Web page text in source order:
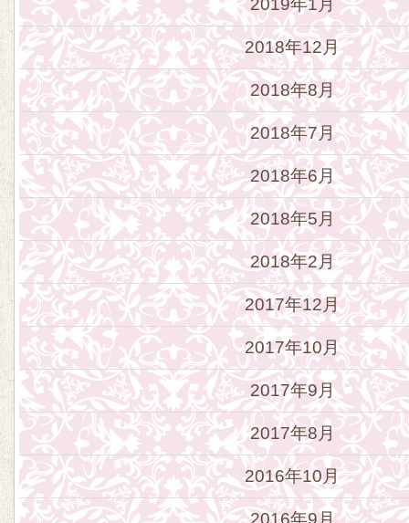
2019年1月
2018年12月
2018年8月
2018年7月
2018年6月
2018年5月
2018年2月
2017年12月
2017年10月
2017年9月
2017年8月
2016年10月
2016年9月